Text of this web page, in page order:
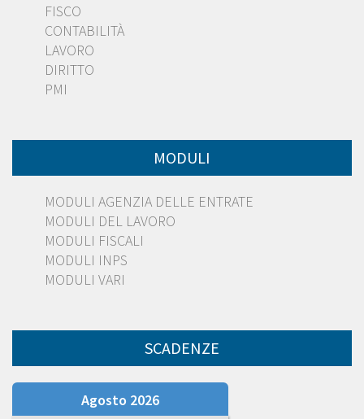
FISCO
CONTABILITÀ
LAVORO
DIRITTO
PMI
MODULI
MODULI AGENZIA DELLE ENTRATE
MODULI DEL LAVORO
MODULI FISCALI
MODULI INPS
MODULI VARI
SCADENZE
Agosto 2026